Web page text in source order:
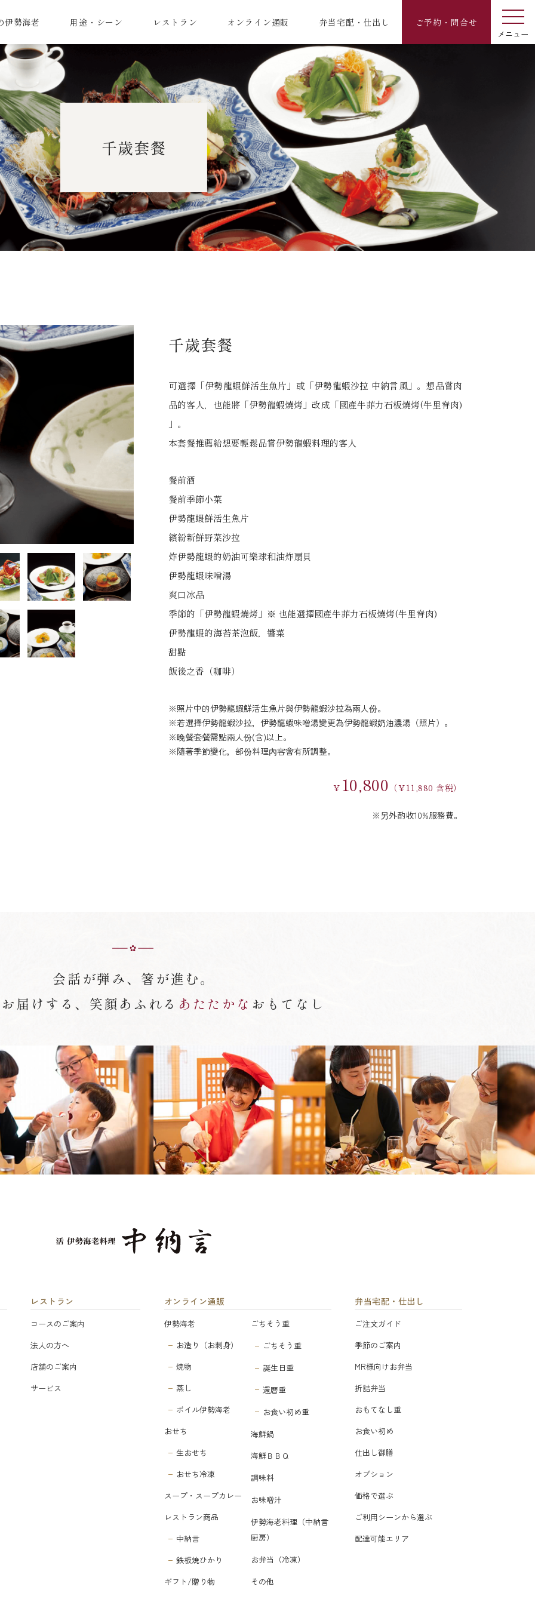
伊勢海老 用途・シーン レストラン オンライン通販 弁当宅配・仕出し ご予約・問合せ
千歲套餐
千歲套餐
可選擇「伊勢龍蝦鮮活生魚片」或「伊勢龍蝦沙拉 中納言風」。想品嘗肉
品的客人，也能將「伊勢龍蝦燒烤」改成「國產牛菲力石板燒烤(牛里脊肉)
」。
本套餐推薦給想要輕鬆品嘗伊勢龍蝦料理的客人
餐前酒
餐前季節小菜
伊勢龍蝦鮮活生魚片
繽紛新鮮野菜沙拉
炸伊勢龍蝦的奶油可樂球和油炸扇貝
伊勢龍蝦味噌湯
爽口冰品
季節的「伊勢龍蝦燒烤」※ 也能選擇國產牛菲力石板燒烤(牛里脊肉)
伊勢龍蝦的海苔茶泡飯，醬菜
甜點
飯後之香（咖啡）
※照片中的伊勢龍蝦鮮活生魚片與伊勢龍蝦沙拉為兩人份。
※若選擇伊勢龍蝦沙拉，伊勢龍蝦味噌湯變更為伊勢龍蝦奶油濃湯（照片）。
※晚餐套餐需點兩人份(含)以上。
※隨著季節變化，部份料理內容會有所調整。
￥ 10,800 （￥11,880 含税）
※另外酌收10%服務費。
会話が弾み、箸が進む。
届けする、笑顔あふれる あたたかな おもてなし
レストラン
コースのご案内
法人の方へ
店舗のご案内
サービス
オンライン通販
伊勢海老
お造り（お刺身）
焼物
蒸し
ボイル伊勢海老
おせち
生おせち
おせち冷凍
スープ・スープカレー
レストラン商品
中納言
鉄板焼ひかり
ギフト/贈り物
ごちそう重
ごちそう重
誕生日重
還暦重
お食い初め重
海鮮鍋
海鮮ＢＢＱ
調味料
お味噌汁
伊勢海老料理（中納言
厨房）
お弁当（冷凍）
その他
弁当宅配・仕出し
ご注文ガイド
季節のご案内
MR様向けお弁当
折詰弁当
おもてなし重
お食い初め
仕出し御膳
オプション
価格で選ぶ
ご利用シーンから選ぶ
配達可能エリア